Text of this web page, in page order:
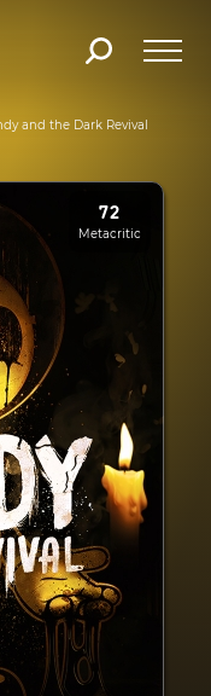
and the Dark Revival
72
Metacritic